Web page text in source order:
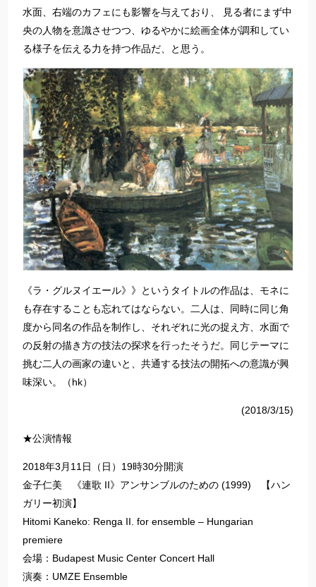
水面、右端のカフェにも影響を与えており、 見る者にまず中
央の人物を意識させつつ、ゆるやかに絵画全体が調和してい
る様子を伝える力を持つ作品だ、と思う。
《ラ・グルヌイエール》》というタイトルの作品は、モネに
も存在することも忘れてはならない。二人は、同時に同じ角
度から同名の作品を制作し、それぞれに光の捉え方、水面で
の反射の描き方の技法の探求を行ったそうだ。同じテーマに
挑む二人の画家の違いと、共通する技法の開拓への意識が興
味深い。（hk）
(2018/3/15)
★公演情報
2018年3月11日（日）19時30分開演
金子仁美 《連歌 II》アンサンブルのための (1999) 【ハン
ガリー初演】
Hitomi Kaneko: Renga II. for ensemble – Hungarian
premiere
会場：Budapest Music Center Concert Hall
演奏：UMZE Ensemble